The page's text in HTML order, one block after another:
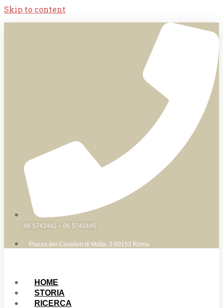
Skip to content
06 5743442 – 06 5743445
Piazza dei Cavalieri di Malta, 2 00153 Roma
HOME
STORIA
RICERCA